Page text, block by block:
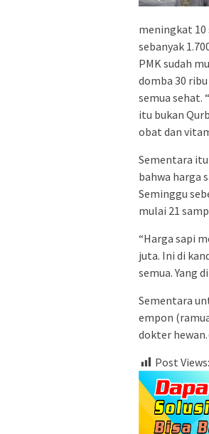
meningkat 10
sebanyak
PMK sudah
domba 30
semua sehat.
itu bukan
obat dan
Sementara
bahwa harga
Seminggu
mulai 21
“Harga sapi
juta. Ini di
semua. Yang
Sementara
empon
dokter
Post Views: